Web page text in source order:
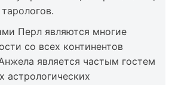
Перл являются многие
со всех континентов
является частым гостем
астрологических